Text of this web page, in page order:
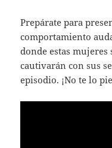
Prepárate para
comportamiento
donde estas
cautivarán con sus
episodio. ¡No te lo